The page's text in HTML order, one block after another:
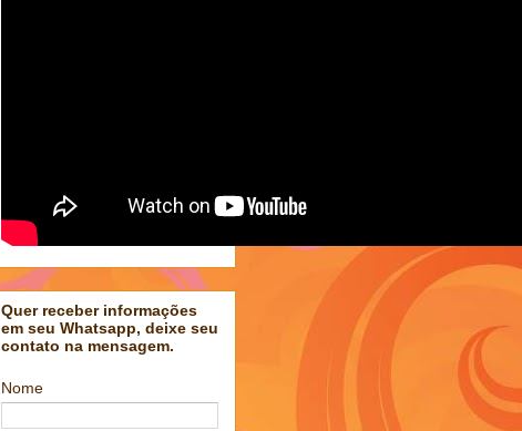
Quer receber informações
em seu Whatsapp, deixe seu
contato na mensagem.
Nome